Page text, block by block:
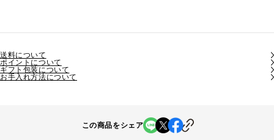
送料について
ポイントについて
ギフト包装について
お手入れ方法について
この商品をシェア